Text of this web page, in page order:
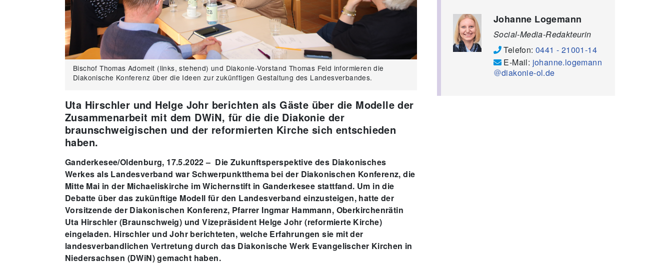
Johanne Logemann
Social-Media-Redakteurin
Telefon:0441 - 21001-14
E-Mail: johanne.logemann
diakonie-ol.de
Bischof Thomas Adomeit (links, stehend) und Diakonie-Vorstand Thomas Feld informieren die
Diakonische Konferenz über die Ideen zur zukünftigen Gestaltung des Landesverbandes.
Uta Hirschler und Helge Johr berichten als Gäste über die Modelle der
Zusammenarbeit mit dem DWiN, für die die Diakonie der
braunschweigischen und der reformierten Kirche sich entschieden
haben.
Ganderkesee/Oldenburg, 17.5.2022 – Die Zukunftsperspektive des Diakonisches
Werkes als Landesverband war Schwerpunktthema bei der Diakonischen Konferenz, die
Mitte Mai in der Michaeliskirche im Wichernstift in Ganderkesee stattfand. Um in die
Debatte über das zukünftige Modell für den Landesverband einzusteigen, hatte der
Vorsitzende der Diakonischen Konferenz, Pfarrer Ingmar Hammann, Oberkirchenrätin
Uta Hirschler (Braunschweig) und Vizepräsident Helge Johr (reformierte Kirche)
eingeladen. Hirschler und Johr berichteten, welche Erfahrungen sie mit der
landesverbandlichen Vertretung durch das Diakonische Werk Evangelischer Kirchen in
Niedersachsen (DWiN) gemacht haben.